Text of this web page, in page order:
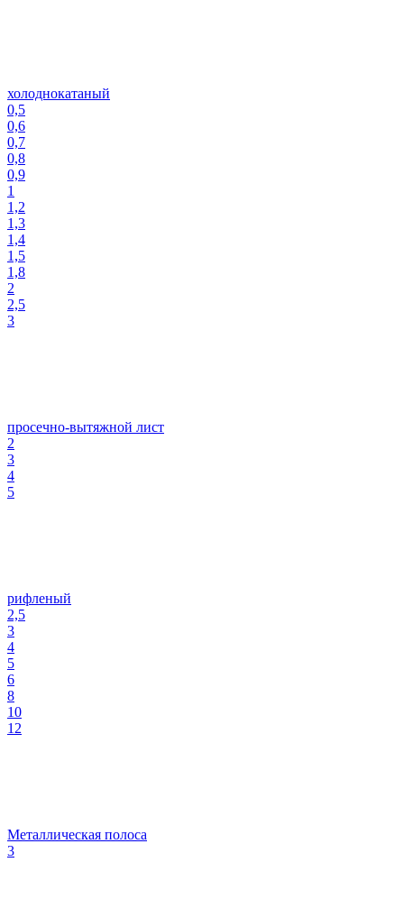
холоднокатаный
0,5
0,6
0,7
0,8
0,9
1
1,2
1,3
1,4
1,5
1,8
2
2,5
3
просечно-вытяжной лист
2
3
4
5
рифленый
2,5
3
4
5
6
8
10
12
Металлическая полоса
3